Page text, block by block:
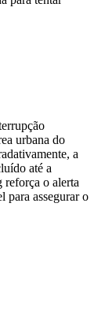
urbana do
a
até a
reforça o alerta
para assegurar o